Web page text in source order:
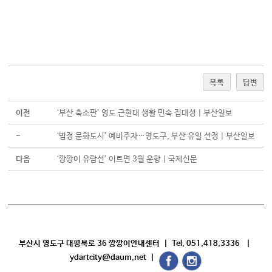
목록 답변
이전 ‘부산 축소판’ 영도 근현대 생활 민속 집대성 | 부산일보
- ‘법정 문화도시’ 예비주자…영도구, 부산 유일 선정 | 부산일보
다음 ‘깡깡이 유람선’ 이르면 3월 운항 | 국제신문
부산시 영도구 대평북로 36 깡깡이안내센터 | Tel. 051.418.3336 |
ydartcity@daum.net |